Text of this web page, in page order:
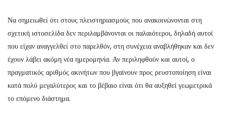
Να σημειωθεί ότι στους πλειστηριασμούς που ανακοινώνονται στη
σχετική ιστοσελίδα δεν περιλαμβάνονται οι παλαιότεροι, δηλαδή αυτοί
που είχαν αναγγελθεί στο παρελθόν, στη συνέχεια αναβλήθηκαν και δεν
έχουν λάβει ακόμη νέα ημερομηνία. Αν περιληφθούν και αυτοί, ο
πραγματικός αριθμός ακινήτων που βγαίνουν προς ρευστοποίηση είναι
κατά πολύ μεγαλύτερος και το βέβαιο είναι ότι θα αυξηθεί γεωμετρικά
το επόμενο διάστημα.